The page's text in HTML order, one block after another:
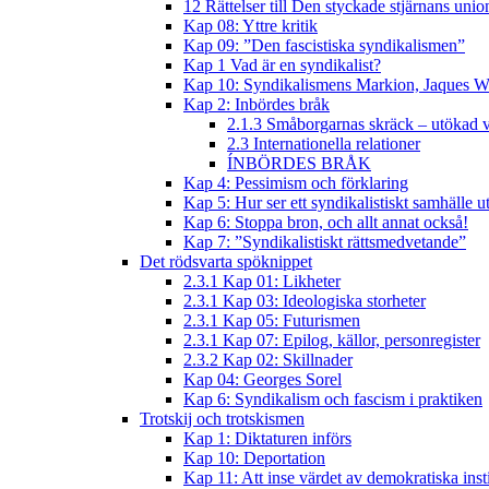
12 Rättelser till Den styckade stjärnans
Kap 08: Yttre kritik
Kap 09: ”Den fascistiska syndikalismen”
Kap 1 Vad är en syndikalist?
Kap 10: Syndikalismens Markion, Jaques
Kap 2: Inbördes bråk
2.1.3 Småborgarnas skräck – utökad
2.3 Internationella relationer
ÍNBÖRDES BRÅK
Kap 4: Pessimism och förklaring
Kap 5: Hur ser ett syndikalistiskt samhälle
Kap 6: Stoppa bron, och allt annat också!
Kap 7: ”Syndikalistiskt rättsmedvetande”
Det rödsvarta spöknippet
2.3.1 Kap 01: Likheter
2.3.1 Kap 03: Ideologiska storheter
2.3.1 Kap 05: Futurismen
2.3.1 Kap 07: Epilog, källor, personregister
2.3.2 Kap 02: Skillnader
Kap 04: Georges Sorel
Kap 6: Syndikalism och fascism i praktiken
Trotskij och trotskismen
Kap 1: Diktaturen införs
Kap 10: Deportation
Kap 11: Att inse värdet av demokratiska